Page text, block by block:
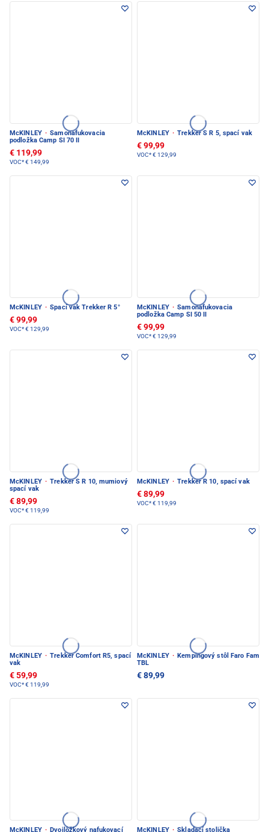
McKINLEY · Samonafukovacia
podložka Camp SI 70 II
€ 119,99
VOC*€ 149,99
McKINLEY · Trekker S R 5, spací vak
€ 99,99
VOC*€ 129,99
McKINLEY · Spací vak Trekker R 5°
€ 99,99
VOC*€ 129,99
McKINLEY · Samonafukovacia
podložka Camp SI 50 II
€ 99,99
VOC*€ 129,99
McKINLEY · Trekker S R 10, mumiový
spací vak
€ 89,99
VOC*€ 119,99
McKINLEY · Trekker R 10, spací vak
€ 89,99
VOC*€ 119,99
McKINLEY · Trekker Comfort R5, spací
vak
€ 59,99
VOC*€ 119,99
McKINLEY · Kempingový stôl Faro Fam
TBL
€ 89,99
McKINLEY · Dvojlôžkový nafukovací McKINLEY · Skladací stolička